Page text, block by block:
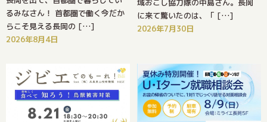
るみなさん！ 首都圏で働く今だか
らこそ見える長岡の […]
2026年8月4日
域おこし協力隊の中島さん。長岡
に来て驚いたのは、「 […]
2026年7月30日